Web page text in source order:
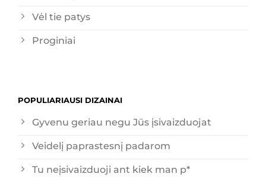
Vėl tie patys
Proginiai
POPULIARIAUSI DIZAINAI
Gyvenu geriau negu Jūs įsivaizduojat
Veidelį paprastesnį padarom
Tu neįsivaizduoji ant kiek man p*